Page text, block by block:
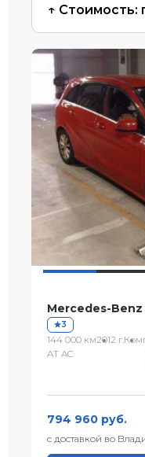
Mercedes-Benz
3
144 000 км2012 г.
AT AC
794 960 руб.
с доставкой во